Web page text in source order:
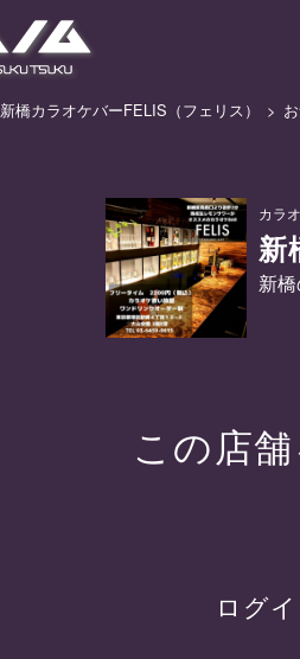
新橋カラオケバーFELIS（フェリス）
カラ
新
新
この店
ログ